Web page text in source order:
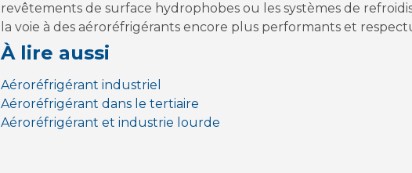
revêtements de surface hydrophobes ou les systèmes de
la voie à des aéroréfrigérants encore plus performants et
À lire aussi
Aéroréfrigérant industriel
Aéroréfrigérant dans le tertiaire
Aéroréfrigérant et industrie lourde